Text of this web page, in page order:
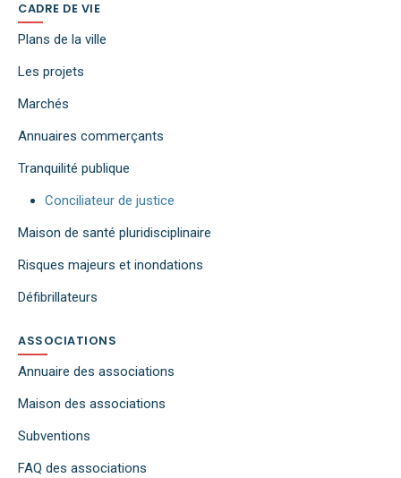
CADRE DE VIE
Plans de la ville
Les projets
Marchés
Annuaires commerçants
Tranquilité publique
Conciliateur de justice
Maison de santé pluridisciplinaire
Risques majeurs et inondations
Défibrillateurs
ASSOCIATIONS
Annuaire des associations
Maison des associations
Subventions
FAQ des associations